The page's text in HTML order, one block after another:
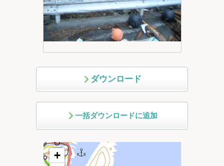
ダウンロード
一括ダウンロードに追加
+